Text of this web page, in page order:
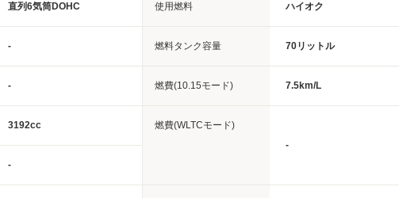
直列6気筒DOHC 使用燃料 ハイオク
- 燃料タンク容量 70リットル
- 燃費(10.15モード) 7.5km/L
3192cc
燃費(WLTCモード)
-
-